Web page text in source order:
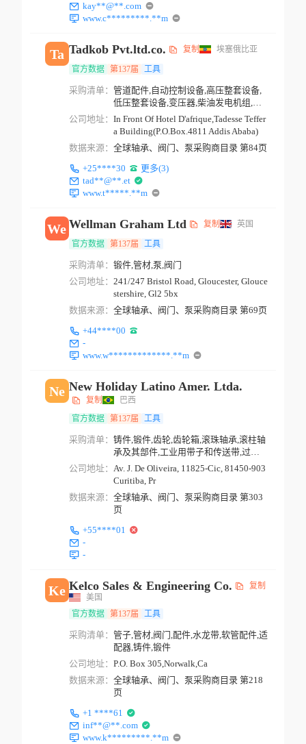
kay**@**.com
www.c*********.**m
Ta Tadkob Pvt.ltd.co. 复制 埃塞俄比亚
官方数据 第137届 工具
采购清单： 管道配件,自动控制设备,高压整套设备,
低压整套设备,变压器,柴油发电机组,隔
音发电机,按摩...
公司地址： In Front Of Hotel D'afrique,Tadesse Teffer
a Building(P.O.Box.4811 Addis Ababa)
数据来源： 全球轴承、阀门、泵采购商目录 第84页
+25****30
更多(3)
tad**@**.et
www.t*****.**m
WeWellman Graham Ltd 复制 英国
官方数据 第137届 工具
采购清单： 锻件,管材,泵,阀门
公司地址： 241/247 Bristol Road, Gloucester, Glouce
stershire, Gl2 5bx
数据来源： 全球轴承、阀门、泵采购商目录 第69页
+44****00
-
www.w*************.**m
Ne New Holiday Latino Amer. Ltda.
复制
巴西
官方数据 第137届 工具
采购清单： 铸件,锻件,齿轮,齿轮箱,滚珠轴承,滚柱轴
承及其部件,工业用带子和传送带,过滤
器,粗滤器,...
公司地址： Av. J. De Oliveira, 11825-Cic, 81450-903
Curitiba, Pr
数据来源： 全球轴承、阀门、泵采购商目录 第303
页
+55****01
-
-
Ke Kelco Sales & Engineering Co.
复制
美国
官方数据 第137届 工具
采购清单： 管子,管材,阀门,配件,水龙带,软管配件,适
配器,铸件,锻件
公司地址： P.O. Box 305,Norwalk,Ca
数据来源： 全球轴承、阀门、泵采购商目录 第218
页
+1 ****61
inf**@**.com
www.k*********.**m